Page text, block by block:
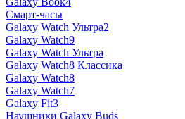
Смарт-часы
Galaxy Watch Ультра2
Galaxy Watch9
Galaxy Watch Ультра
Galaxy Watch8 Классика
Galaxy Watch8
Galaxy Watch7
Galaxy Fit3
Наушники Galaxy Buds